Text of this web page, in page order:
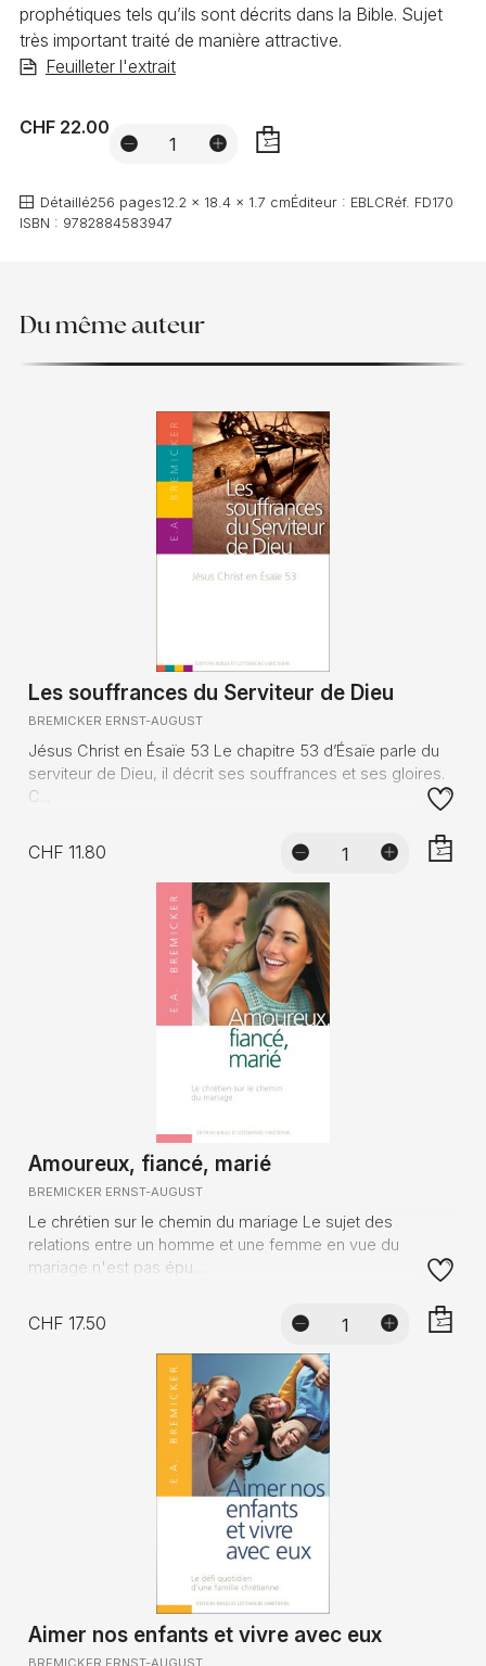
prophétiques tels qu’ils sont décrits dans la Bible. Sujet
très important traité de manière attractive.
Feuilleter l'extrait
CHF 22.00
Détaillé256 pages12.2 x 18.4 x 1.7 cmÉditeur : EBLCRéf. FD170
ISBN : 9782884583947
Du même auteur
Les souffrances du Serviteur de Dieu
BREMICKER ERNST-AUGUST
Jésus Christ en Ésaïe 53 Le chapitre 53 d’Ésaïe parle du
serviteur de Dieu, il décrit ses souffrances et ses gloires.
C...
CHF 11.80
Amoureux, fiancé, marié
BREMICKER ERNST-AUGUST
Le chrétien sur le chemin du mariage Le sujet des
relations entre un homme et une femme en vue du
mariage n'est pas épu...
CHF 17.50
Aimer nos enfants et vivre avec eux
BREMICKER ERNST-AUGUST